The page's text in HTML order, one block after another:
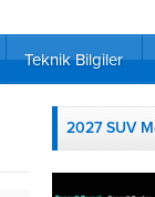
Teknik Bilgiler
2027 SUV